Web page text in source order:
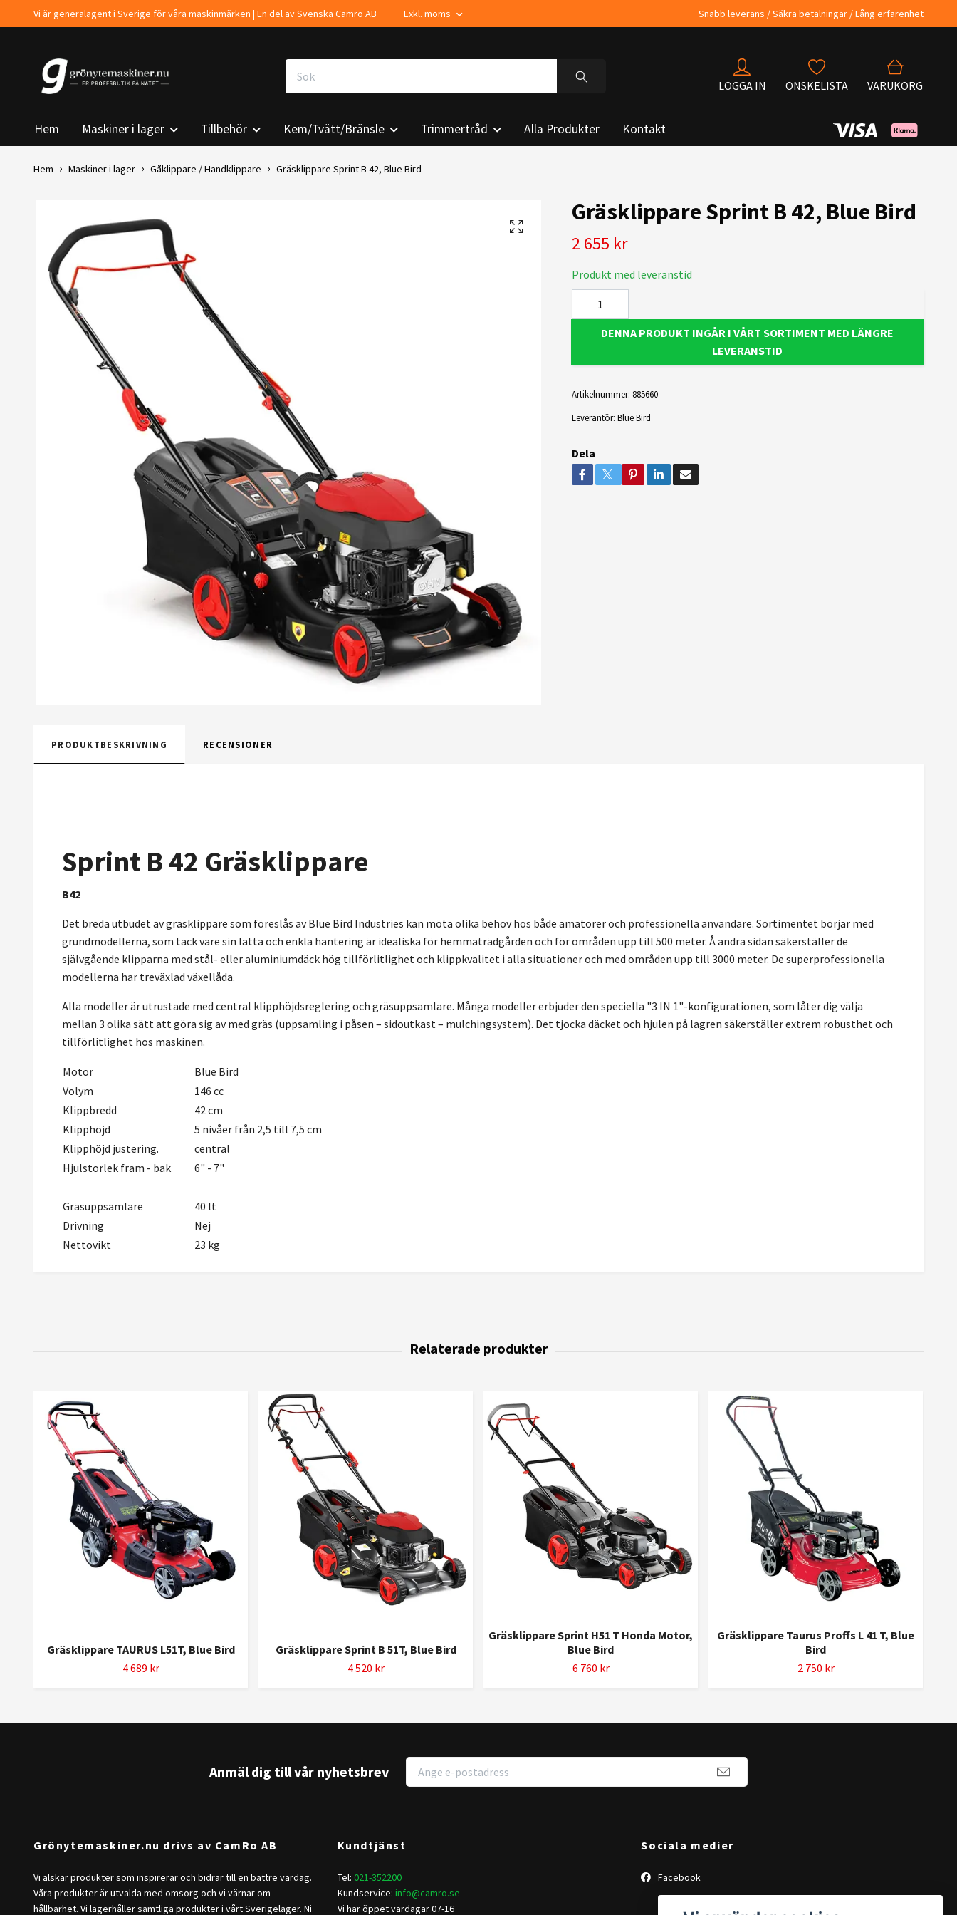
Vi är generalagent i Sverige för våra maskinmärken | En del av Svenska Camro AB Exkl. moms Snabb leverans / Säkra betalningar / Lång erfarenhet
LOGGA IN ÖNSKELISTA VARUKORG
Hem Maskiner i lager Tillbehör Kem/Tvätt/Bränsle Trimmertråd Alla Produkter Kontakt
Hem Maskiner i lager Gåklippare / Handklippare Gräsklippare Sprint B 42, Blue Bird
Gräsklippare Sprint B 42, Blue Bird
2 655 kr
Produkt med leveranstid
DENNA PRODUKT INGÅR I VÅRT SORTIMENT MED LÄNGRE
LEVERANSTID
Artikelnummer: 885660
Leverantör: Blue Bird
Dela
PRODUKTBESKRIVNING RECENSIONER
Sprint B 42 Gräsklippare
B42
Det breda utbudet av gräsklippare som föreslås av Blue Bird Industries kan möta olika behov hos både amatörer och professionella användare. Sortimentet börjar med
grundmodellerna, som tack vare sin lätta och enkla hantering är idealiska för hemmaträdgården och för områden upp till 500 meter. Å andra sidan säkerställer de
självgående klipparna med stål- eller aluminiumdäck hög tillförlitlighet och klippkvalitet i alla situationer och med områden upp till 3000 meter. De superprofessionella
modellerna har treväxlad växellåda.
Alla modeller är utrustade med central klipphöjdsreglering och gräsuppsamlare. Många modeller erbjuder den speciella "3 IN 1"-konfigurationen, som låter dig välja
mellan 3 olika sätt att göra sig av med gräs (uppsamling i påsen – sidoutkast – mulchingsystem). Det tjocka däcket och hjulen på lagren säkerställer extrem robusthet och
tillförlitlighet hos maskinen.
Motor
Blue Bird
Volym
146 cc
Klippbredd
42 cm
Klipphöjd
5 nivåer från 2,5 till 7,5 cm
Klipphöjd justering.
central
Hjulstorlek fram - bak
6" - 7"
Gräsuppsamlare
40 lt
Drivning
Nej
Nettovikt
23 kg
Gräsklippare TAURUS L51T, Blue Bird
4 689 kr
Gräsklippare Sprint B 51T, Blue Bird
4 520 kr
Gräsklippare Sprint H51 T Honda Motor,
Blue Bird
6 760 kr
Gräsklippare Taurus Proffs L 41 T, Blue
Bird
2 750 kr
Anmäl dig till vår nyhetsbrev
Grönytemaskiner.nu drivs av CamRo AB
Vi älskar produkter som inspirerar och bidrar till en bättre vardag.
Våra produkter är utvalda med omsorg och vi värnar om
hållbarhet. Vi lagerhåller samtliga produkter i vårt Sverigelager. Ni
Kundtjänst
Tel: 021-352200
Kundservice: info@camro.se
Vi har öppet vardagar 07-16
Sociala medier
Facebook